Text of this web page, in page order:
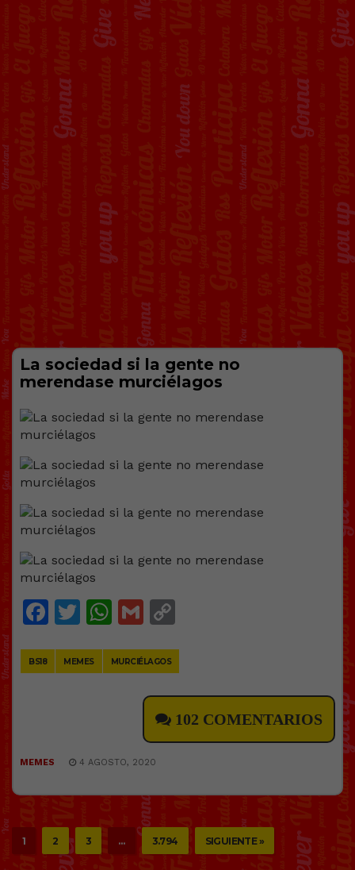
La sociedad si la gente no
merendase murciélagos
Facebook
Twitter
WhatsApp
Gmail
BS18 MEMES MURCIÉLAGOS
102 COMENTARIOS
MEMES 4 AGOSTO, 2020
1 2 3 … 3.794 SIGUIENTE »